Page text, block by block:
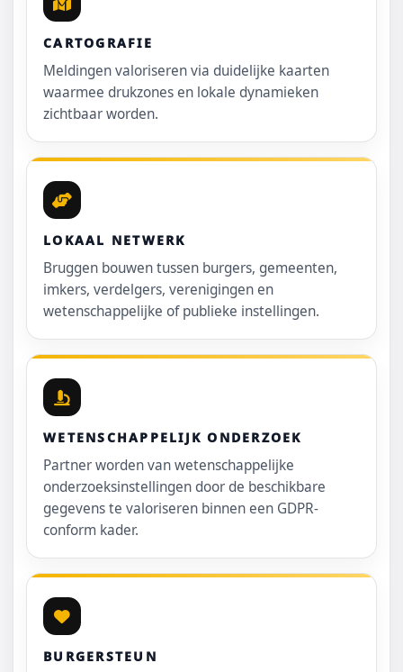
CARTOGRAFIE
Meldingen valoriseren via duidelijke kaarten
waarmee drukzones en lokale dynamieken
zichtbaar worden.
LOKAAL NETWERK
Bruggen bouwen tussen burgers, gemeenten,
imkers, verdelgers, verenigingen en
wetenschappelijke of publieke instellingen.
WETENSCHAPPELIJK ONDERZOEK
Partner worden van wetenschappelijke
onderzoeksinstellingen door de beschikbare
gegevens te valoriseren binnen een GDPR-
conform kader.
BURGERSTEUN